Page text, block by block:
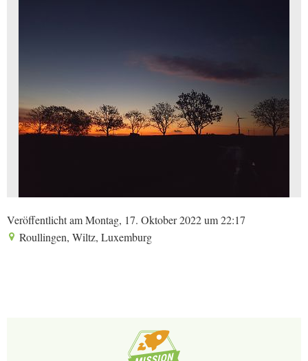
Veröffentlicht am Montag, 17. Oktober 2022 um 22:17
Roullingen, Wiltz, Luxemburg